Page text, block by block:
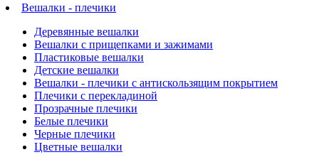
Вешалки - плечики
Деревянные вешалки
Вешалки с прищепками и зажимами
Пластиковые вешалки
Детские вешалки
Вешалки - плечики с антискользящим покрытием
Плечики с перекладиной
Прозрачные плечики
Белые плечики
Черные плечики
Цветные вешалки